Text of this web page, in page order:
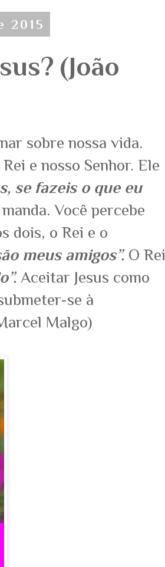
2015
(João
sobre nossa vida.
e nosso Senhor. Ele
se fazeis o que eu
Você percebe
dois, o Rei e o
meus amigos”.O Rei
Aceitar Jesus como
se à
Malgo)